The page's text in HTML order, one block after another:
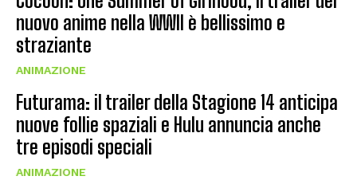
nuovo anime nella WWII è bellissimo e
straziante
ANIMAZIONE
Futurama: il trailer della Stagione 14 anticipa
nuove follie spaziali e Hulu annuncia anche
tre episodi speciali
ANIMAZIONE